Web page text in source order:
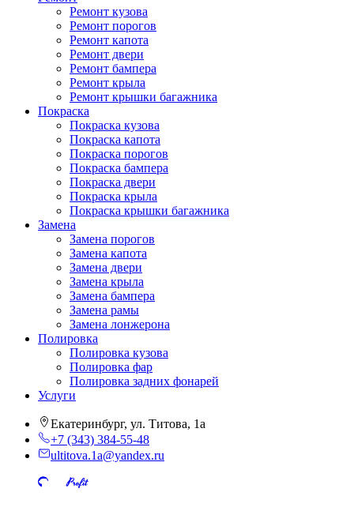
Ремонт кузова
Ремонт порогов
Ремонт капота
Ремонт двери
Ремонт бампера
Ремонт крыла
Ремонт крышки багажника
Покраска
Покраска кузова
Покраска капота
Покраска порогов
Покраска бампера
Покраска двери
Покраска крыла
Покраска крышки багажника
Замена
Замена порогов
Замена капота
Замена двери
Замена крыла
Замена бампера
Замена рамы
Замена лонжерона
Полировка
Полировка кузова
Полировка фар
Полировка задних фонарей
Услуги
Екатеринбург, ул. Титова, 1а
+7 (343) 384-55-48
ultitova.1a@yandex.ru